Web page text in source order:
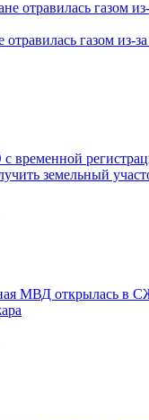
газом из-
временной
земельный
МВД открылась в